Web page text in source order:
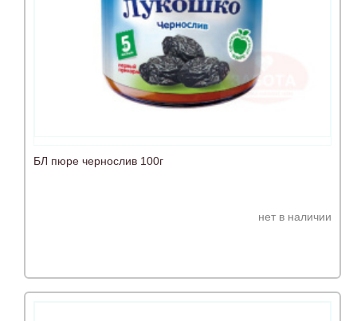
БЛ пюре чернослив 100г
нет в наличии